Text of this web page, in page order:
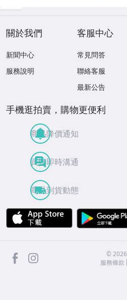
關於我們
新聞中心
服務說明
客服中心
常見問答
聯絡客服
最新公告
手機逛拍賣，購物更便利
商品降價通知
買賣即時溝通
商品到貨動態
APP Store
facebook ©2026
服務條款